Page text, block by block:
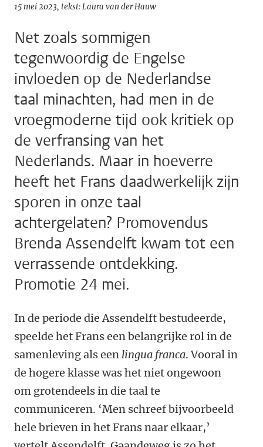
15 mei 2023 tekst: Laura van der Hauw
Net zoals sommigen
tegenwoordig de Engelse
invloeden op de Nederlandse
taal minachten, had men in de
vroegmoderne tijd ook kritiek op
de verfransing van het
Nederlands. Maar in hoeverre
heeft het Frans daadwerkelijk zijn
sporen in onze taal
achtergelaten? Promovendus
Brenda Assendelft kwam tot een
verrassende ontdekking.
Promotie 24 mei.
In de periode die Assendelft bestudeerde,
speelde het Frans een belangrijke rol in de
samenleving als een lingua franca. Vooral in
de hogere klasse was het niet ongewoon
om grotendeels in die taal te
communiceren. ‘Men schreef bijvoorbeeld
hele brieven in het Frans naar elkaar,’